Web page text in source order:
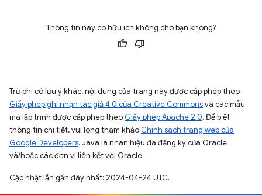
Thông tin này có hữu ích không cho bạn không?
Trừ phi có lưu ý khác, nội dung của trang này được cấp phép theo
Giấy phép ghi nhận tác giả 4.0 của Creative Commonsvà các mẫu
mã lập trình được cấp phép theo Giấy phép Apache 2.0. Để biết
thông tin chi tiết, vui lòng tham khảo Chính sách trang web của
Google Developers. Java là nhãn hiệu đã đăng ký của Oracle
và/hoặc các đơn vị liên kết với Oracle.
Cập nhật lần gần đây nhất: 2024-04-24 UTC.